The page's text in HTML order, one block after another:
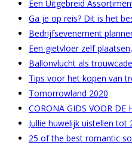
Een Uitgebreid
Ga je op reis? Dit is het
Bedrijfsevenement
Een gietvloer zelf
Ballonvlucht als
Tips voor het kopen van
Tomorrowland 2020
CORONA GIDS VOOR DE
Jullie huwelijk uistellen tot
25 of the best romantic